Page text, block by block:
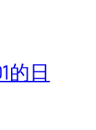
的日